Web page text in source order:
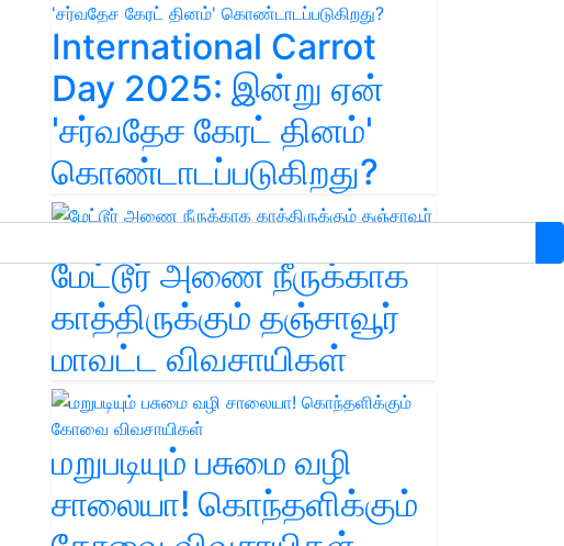
International Carrot
Day 2025: இன்று ஏன்
'சர்வதேச கேரட் தினம்'
கொண்டாடப்படுகிறது?
மேட்டூர் அணை நீருக்காக
காத்திருக்கும் தஞ்சாவூர்
மாவட்ட விவசாயிகள்
மறுபடியும் பசுமை வழி
சாலையா! கொந்தளிக்கும்